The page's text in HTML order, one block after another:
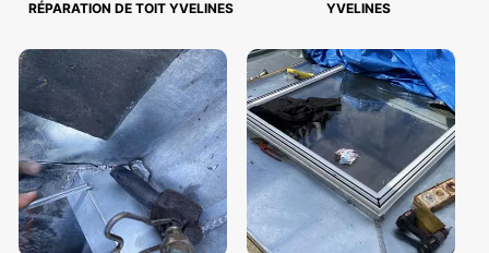
RÉPARATION DE TOIT YVELINES
YVELINES